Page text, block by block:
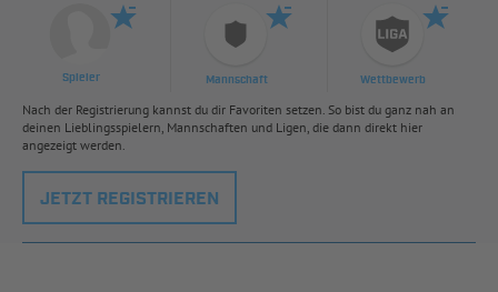
Spieler Mannschaft Wettbewerb
Nach der Registrierung kannst du dir Favoriten setzen. So bist du ganz nah an
deinen Lieblingsspielern, Mannschaften und Ligen, die dann direkt hier
angezeigt werden.
JETZT REGISTRIEREN